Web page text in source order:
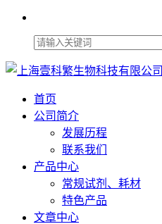
首页
公司简介
发展历程
联系我们
产品中心
常规试剂、耗材
特色产品
文章中心